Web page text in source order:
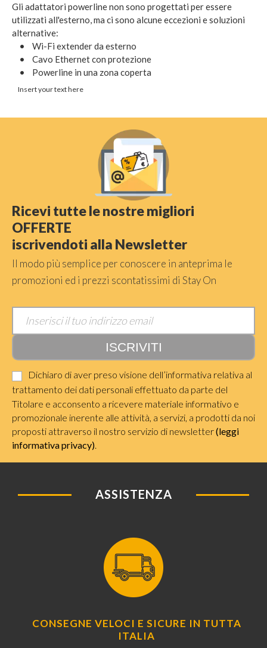
Gli adattatori powerline non sono progettati per essere
utilizzati all'esterno, ma ci sono alcune eccezioni e soluzioni
alternative:
• Wi-Fi extender da esterno
• Cavo Ethernet con protezione
• Powerline in una zona coperta
Insert your text here
Ricevi tutte le nostre migliori
OFFERTE
iscrivendoti alla Newsletter
Il modo più semplice per conoscere in anteprima le
promozioni ed i prezzi scontatissimi di Stay On
Dichiaro di aver preso visione dell’informativa relativa al
trattamento dei dati personali effettuato da parte del
Titolare e acconsento a ricevere materiale informativo e
promozionale inerente alle attività, a servizi, a prodotti da noi
proposti attraverso il nostro servizio di newsletter(leggi
informativa privacy).
ASSISTENZA
CONSEGNE VELOCI E SICURE IN TUTTA
ITALIA